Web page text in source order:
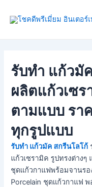
รับทำ แก้วมั
ผลิตแก้วเซ
ตามแบบ รา
ทุกรูปแบบ
รับทำ แก้วมัค สกรีนโลโก้
แก้วเซรามิค รูปทรงต่าง
ชุดแก้วกาแฟพร้อมจานรอ
Porcelain ชุดแก้วกาแฟ
navigation